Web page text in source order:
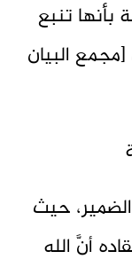
تنبع
البيان
حيث
أنَّ الله